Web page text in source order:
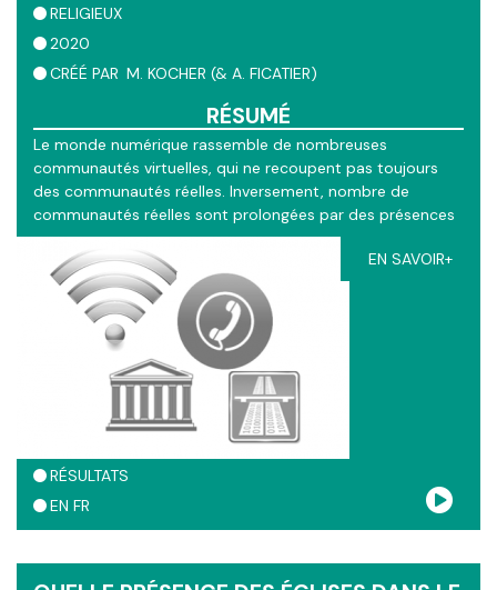
RELIGIEUX
2020
CRÉÉ PAR M. KOCHER (& A. FICATIER)
RÉSUMÉ
Le monde numérique rassemble de nombreuses
communautés virtuelles, qui ne recoupent pas toujours
des communautés réelles. Inversement, nombre de
communautés réelles sont prolongées par des présences
virtuelles. Qu'est-ce que cela signifie pour les églises ? Les
communautés chrétiennes sont aujourd'hui à l'ère d'une
forme d'hybridation des présences. Cette outil aide à
réfléchir sur les différentes formes de présence que le
numérique rend possible, en s'appuyant sur quatre récits
du Nouveau Testament.
EN SAVOIR+
RÉSULTATS
EN FR